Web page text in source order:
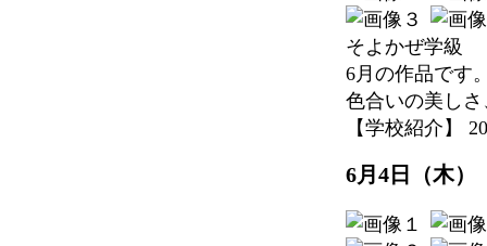
そよかぜ学級
6月の作品です
色合いの美し
【学校紹介】
6月4日（木